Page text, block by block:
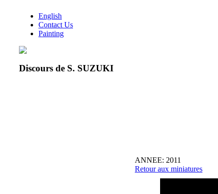
English
Contact Us
Painting
Discours de S. SUZUKI
ANNEE: 2011
Retour aux miniatures